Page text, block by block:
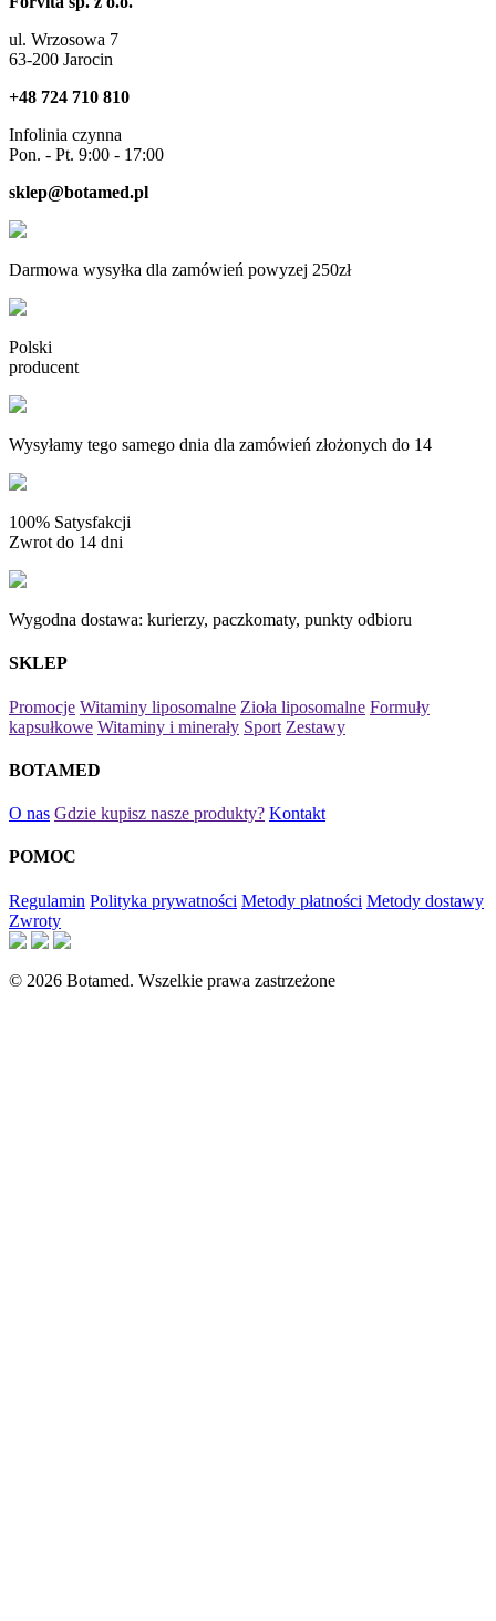
ul. Wrzosowa 7
63-200 Jarocin
+48 724 710 810
Infolinia czynna
Pon. - Pt. 9:00 - 17:00
sklep@botamed.pl
Darmowa wysyłka dla zamówień powyzej 250zł
Polski
producent
Wysyłamy tego samego dnia dla zamówień złożonych do 14
100% Satysfakcji
Zwrot do 14 dni
Wygodna dostawa: kurierzy, paczkomaty, punkty odbioru
SKLEP
Promocje Witaminy liposomalne Zioła liposomalne Formuły
kapsułkowe Witaminy i minerały Sport Zestawy
BOTAMED
O nas Gdzie kupisz nasze produkty? Kontakt
POMOC
Regulamin Polityka prywatności Metody płatności Metody dostawy
Zwroty
© 2026 Botamed. Wszelkie prawa zastrzeżone